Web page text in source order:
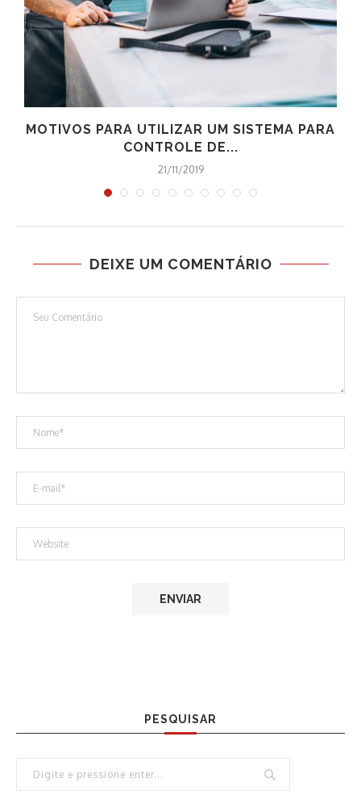
MOTIVOS PARA UTILIZAR UM SISTEMA PARA
CONTROLE DE...
21/11/2019
DEIXE UM COMENTÁRIO
PESQUISAR